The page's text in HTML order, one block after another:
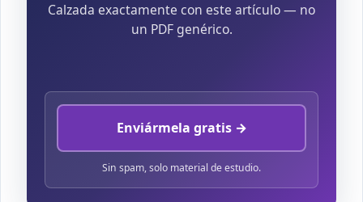
Calzada exactamente con este artículo — no
un PDF genérico.
Enviármela gratis →
Sin spam, solo material de estudio.